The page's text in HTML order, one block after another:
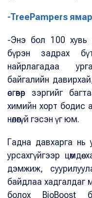
-TreePampers ямар
-Энэ бол 100 хувь
бүрэн задрах
найрлагадаа
байгалийн
өсгөвөр зэргийг
химийн хорт бодис
нөлөөгүй гэсэн үг юм.
Гадна давхарга нь
урсахгүйгээр цөмдөө
дэмжиж,
байдлаа хадгалдаг
болох BioBoost